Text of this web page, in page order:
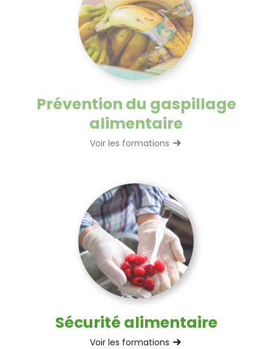
Prévention du gaspillage
alimentaire
Voir les formations
Sécurité alimentaire
Voir les formations